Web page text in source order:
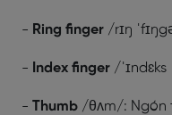
- Ring finger /rɪŋ
- Index finger /
- Thumb /θʌm/: Ngón